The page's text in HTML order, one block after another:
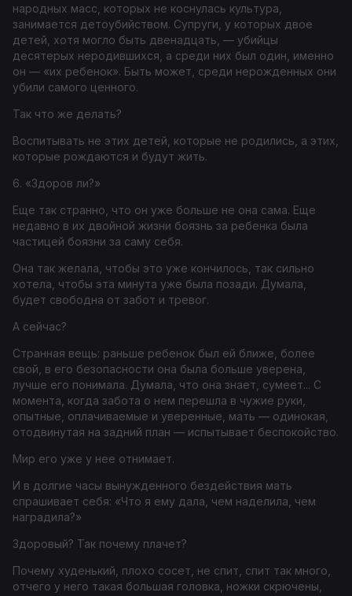
народных масс, которых не коснулась культура,
занимается детоубийством. Супруги, у которых двое
детей, хотя могло быть двенадцать, — убийцы
десятерых неродившихся, а среди них был один, именно
он — «их ребенок». Быть может, среди нерожденных они
убили самого ценного.
Так что же делать?
Воспитывать не этих детей, которые не родились, а этих,
которые рождаются и будут жить.
6. «Здоров ли?»
Еще так странно, что он уже больше не она сама. Еще
недавно в их двойной жизни боязнь за ребенка была
частицей боязни за саму себя.
Она так желала, чтобы это уже кончилось, так сильно
хотела, чтобы эта минута уже была позади. Думала,
будет свободна от забот и тревог.
А сейчас?
Странная вещь: раньше ребенок был ей ближе, более
свой, в его безопасности она была больше уверена,
лучше его понимала. Думала, что она знает, сумеет... С
момента, когда забота о нем перешла в чужие руки,
опытные, оплачиваемые и уверенные, мать — одинокая,
отодвинутая на задний план — испытывает беспокойство.
Мир его уже у нее отнимает.
И в долгие часы вынужденного бездействия мать
спрашивает себя: «Что я ему дала, чем наделила, чем
наградила?»
Здоровый? Так почему плачет?
Почему худенький, плохо сосет, не спит, спит так много,
отчего у него такая большая головка, ножки скрючены,